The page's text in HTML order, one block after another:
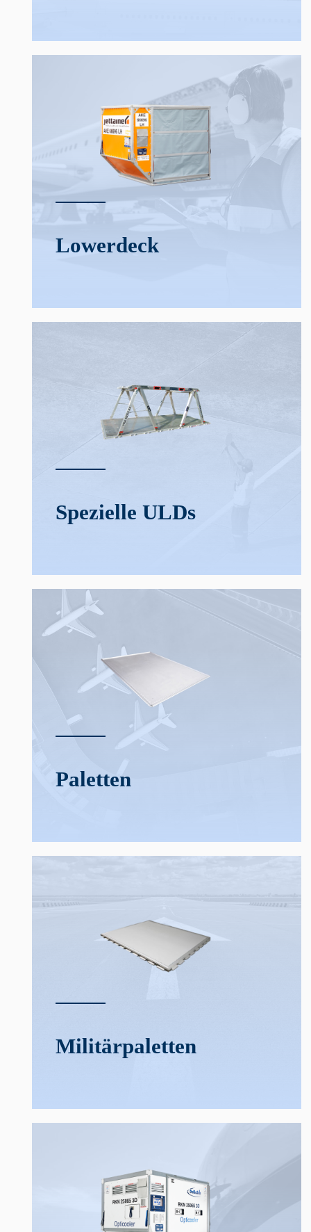
Lower­deck
Spezielle ULDs
Paletten
Militär­­paletten